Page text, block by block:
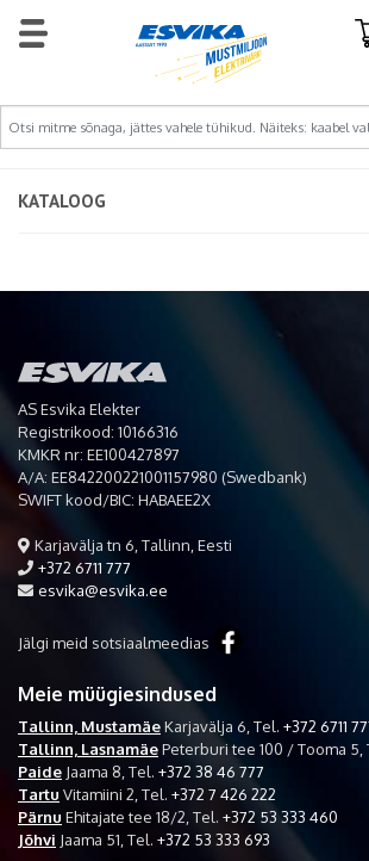
KATALOOG
AS Esvika Elekter
Registrikood: 10166316
KMKR nr: EE100427897
A/A: EE842200221001157980 (Swedbank)
SWIFT kood/BIC: HABAEE2X
Karjavälja tn 6, Tallinn, Eesti
+372 6711 777
esvika@esvika.ee
Jälgi meid sotsiaalmeedias
Meie müügiesindused
Tallinn, MustamäeKarjavälja 6, Tel. +372 6711
Tallinn, LasnamäePeterburi tee 100 / Tooma 5,
Paide Jaama 8, Tel. +372 38 46 777
Tartu Vitamiini 2, Tel. +372 7 426 222
Pärnu Ehitajate tee 18/2, Tel. +372 53 333 460
Jõhvi Jaama 51, Tel. +372 53 333 693